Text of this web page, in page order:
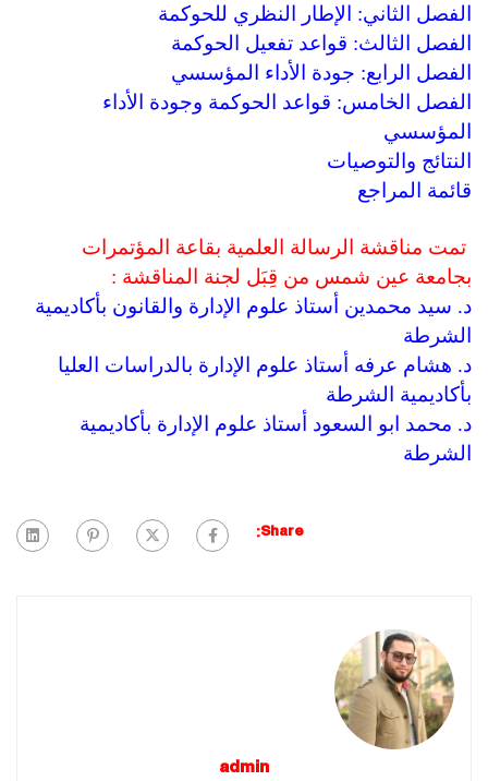
الفصل الثاني: الإطار النظري للحوكمة
الفصل الثالث: قواعد تفعيل الحوكمة
الفصل الرابع: جودة الأداء المؤسسي
الفصل الخامس: قواعد الحوكمة وجودة الأداء
المؤسسي
النتائج والتوصيات
قائمة المراجع
تمت مناقشة الرسالة العلمية بقاعة المؤتمرات
بجامعة عين شمس من قِبَل لجنة المناقشة :
د. سيد محمدين أستاذ علوم الإدارة والقانون بأكاديمية
الشرطة
د. هشام عرفه أستاذ علوم الإدارة بالدراسات العليا
بأكاديمية الشرطة
د. محمد ابو السعود أستاذ علوم الإدارة بأكاديمية
الشرطة
Share:
admin